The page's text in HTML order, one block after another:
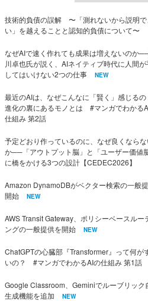
技術的負債の誤解 〜「測れないから説明で
い」を越えることと認知的負債について〜
なぜAIで速く作れても成果は増えないのか
川卓也氏が説く、AIネイティブ時代に人間
してはいけない2つの仕事
NEW
最近のAIは、なぜこんなに「賢く」感じる
進化の裏にあるモノとは #マンガでわかる
仕組み 第2話
予定どおり作っているのに、なぜ良くなら
か──「アウトプット脳」と「ユーザー価値脳
に橋をかける3つの設計【CEDEC2026】
Amazon DynamoDBがベクター検索の一般
開始
NEW
AWS Transit Gateway、ポリシーベースルー
ングの一般提供を開始
NEW
ChatGPTの心臓部『Transformer』って何が
いの？ #マンガでわかるAIの仕組み 第1話
Google Classroom、Geminiでルーブリック
生成機能を追加
NEW